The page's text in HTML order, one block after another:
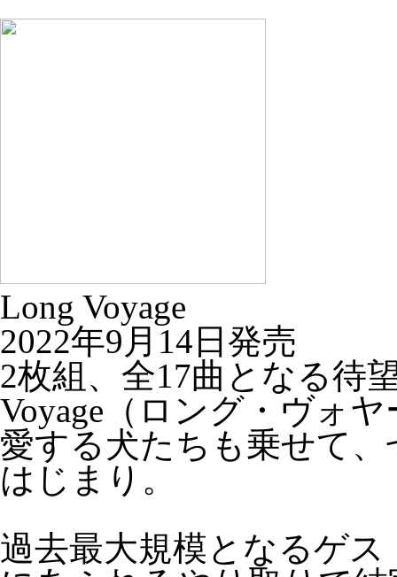
Long Voyage
2022年9月14日発売
2枚組、全17曲となる待
Voyage（ロング・ヴォ
愛する犬たちも乗せて
はじまり。
過去最大規模となるゲ